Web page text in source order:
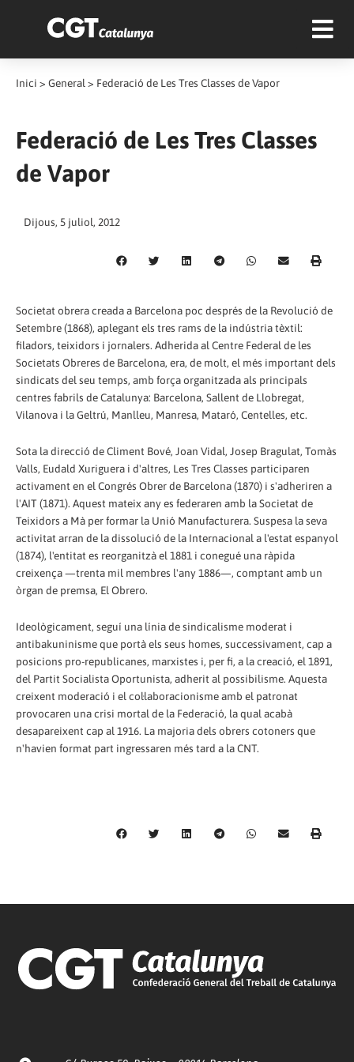
Inici > General > Federació de Les Tres Classes de Vapor
Federació de Les Tres Classes
de Vapor
Dijous, 5 juliol, 2012
Societat obrera creada a Barcelona poc després de la Revolució de
Setembre (1868), aplegant els tres rams de la indústria tèxtil:
filadors, teixidors i jornalers. Adherida al Centre Federal de les
Societats Obreres de Barcelona, era, de molt, el més important dels
sindicats del seu temps, amb força organitzada als principals
centres fabrils de Catalunya: Barcelona, Sallent de Llobregat,
Vilanova i la Geltrú, Manlleu, Manresa, Mataró, Centelles, etc.
Sota la direcció de Climent Bové, Joan Vidal, Josep Bragulat, Tomàs
Valls, Eudald Xuriguera i d'altres, Les Tres Classes participaren
activament en el Congrés Obrer de Barcelona (1870) i s'adheriren a
l'AIT (1871). Aquest mateix any es federaren amb la Societat de
Teixidors a Mà per formar la Unió Manufacturera. Suspesa la seva
activitat arran de la dissolució de la Internacional a l'estat espanyol
(1874), l'entitat es reorganitzà el 1881 i conegué una ràpida
creixença —trenta mil membres l'any 1886—, comptant amb un
òrgan de premsa, El Obrero.
Ideològicament, seguí una línia de sindicalisme moderat i
antibakuninisme que portà els seus homes, successivament, cap a
posicions pro-republicanes, marxistes i, per fi, a la creació, el 1891,
del Partit Socialista Oportunista, adherit al possibilisme. Aquesta
creixent moderació i el col·laboracionisme amb el patronat
provocaren una crisi mortal de la Federació, la qual acabà
desapareixent cap al 1916. La majoria dels obrers cotoners que
n'havien format part ingressaren més tard a la CNT.